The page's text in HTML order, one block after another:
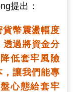
提出：
貨幣震盪幅度
透過將資金分
低套牢風險
讓我們能專
心態給套牢